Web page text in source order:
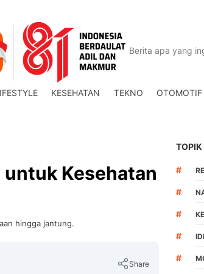
KESEHATAN TEKNO OTOMOTIF
Kesehatan
hingga jantung.
Share
TOPIK
#
#
#
#
#